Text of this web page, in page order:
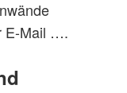
E-Mail ….